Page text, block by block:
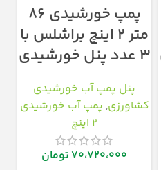
پمپ خورشیدی ۸۶
متر ۲ اینچ براشلس با
۳ عدد پنل خورشیدی
پنل پمپ آب خورشیدی
کشاورزی, پمپ آب خورشیدی
2 اینچ
70،720،000 تومان